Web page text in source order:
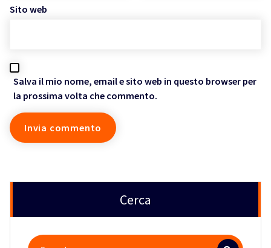
Sito web
Salva il mio nome, email e sito web in questo browser per
la prossima volta che commento.
Cerca
Search